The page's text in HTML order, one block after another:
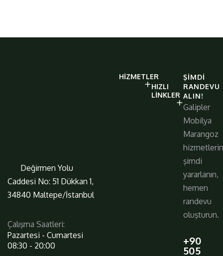
Değirmen Yolu
Caddesi No: 51 Dükkan 1,
34840 Maltepe/İstanbul
Çalışma Saatleri:
Pazartesi - Cumartesi
08:30 - 20:00
galiplermobilya
https://
HIZMETLER
HIZLI
LINKLER
ŞIMDI
RANDEVU
ALIN!
Galipler
Mobilya
Marangoz
şimdi
yararlanın,
hemen
randevu
oluşturun.
+90
505